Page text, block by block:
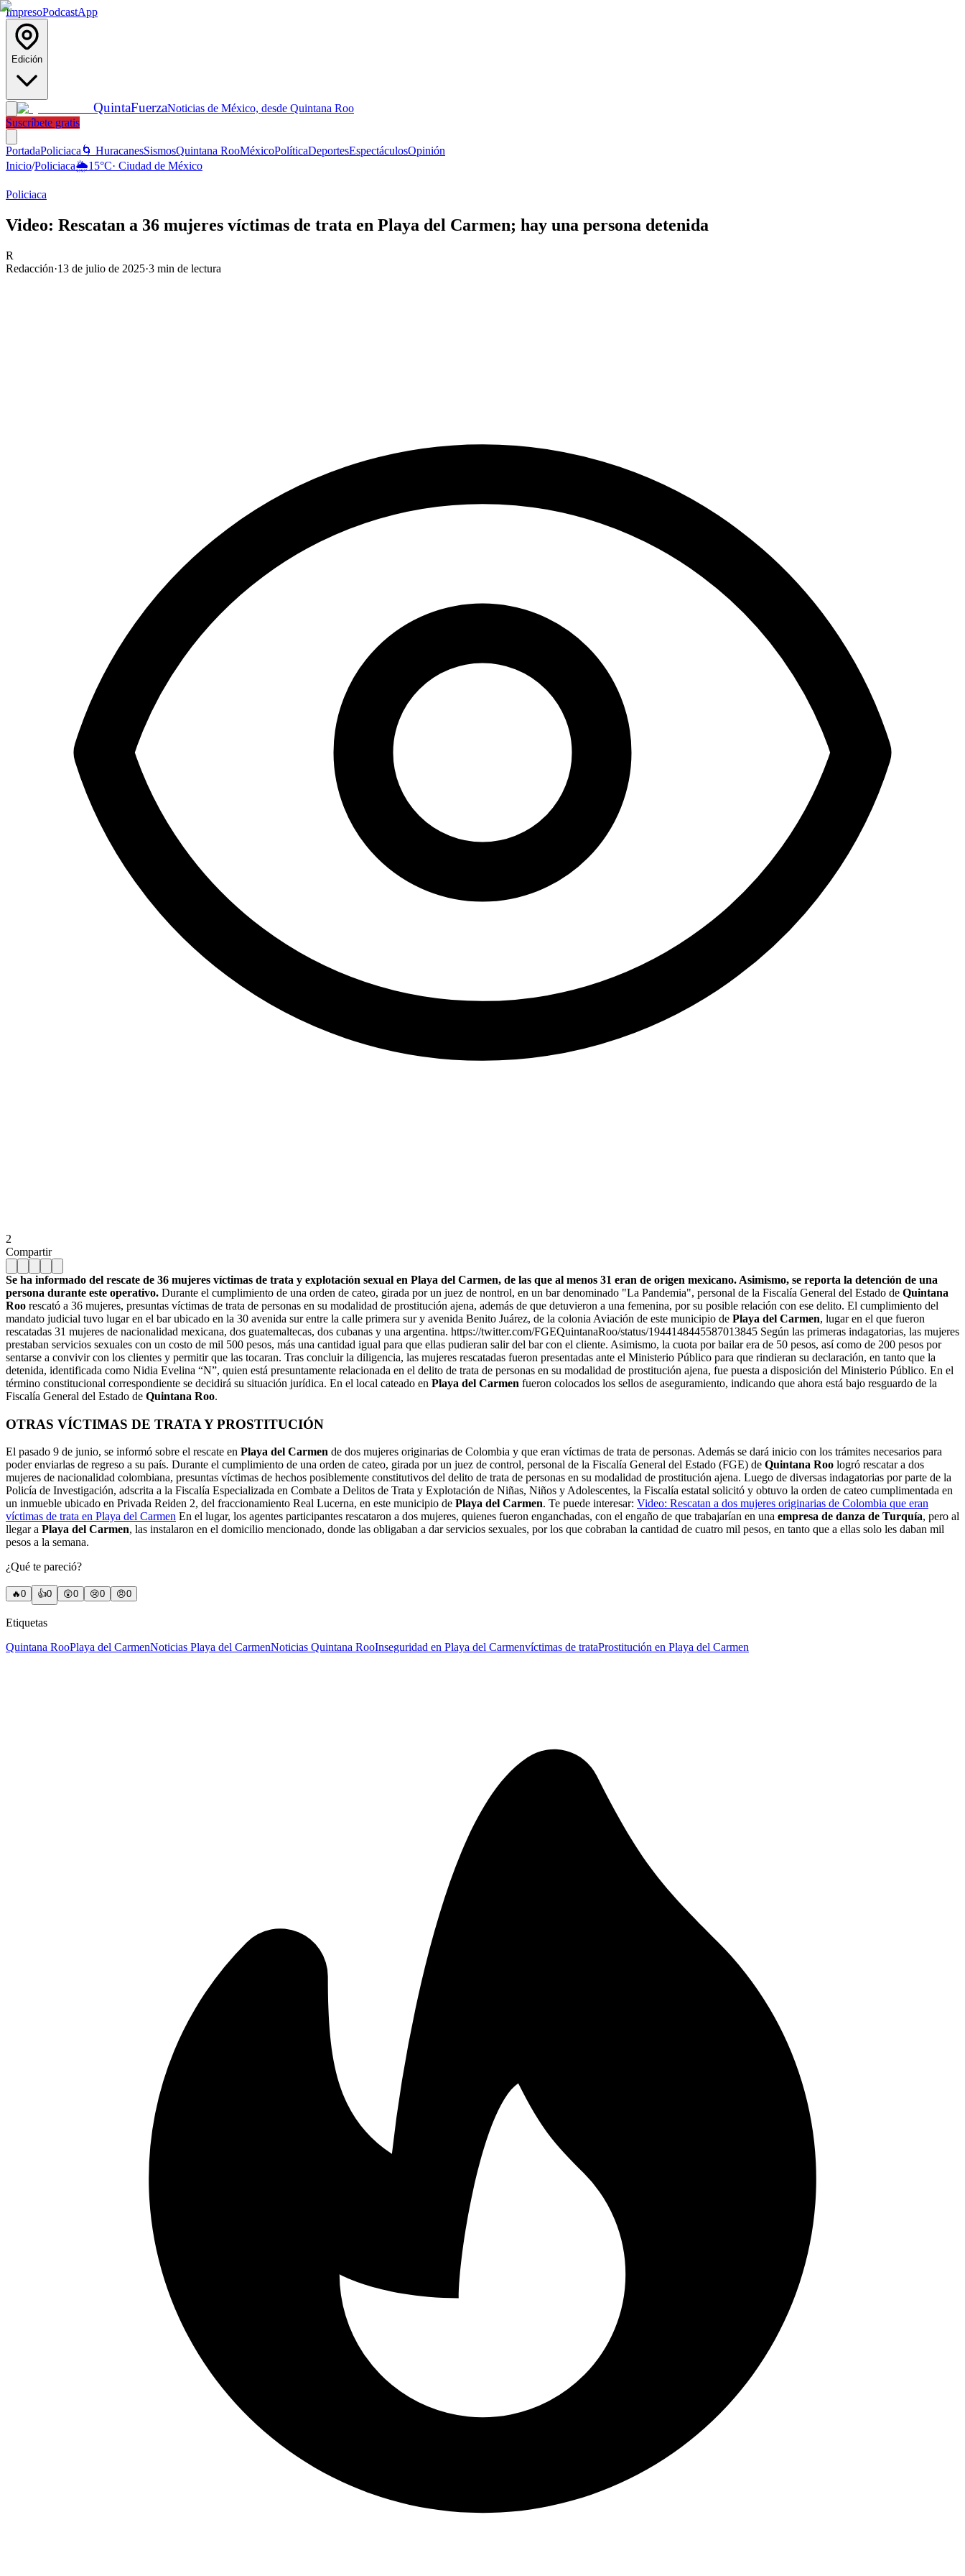
ImpresoPodcastApp
Edición
QuintaFuerzaNoticias de México, desde Quintana Roo
Suscríbete gratis
PortadaPoliciaca 🌀 HuracanesSismosQuintana RooMéxicoPolíticaDeportesEspectáculosOpinión
Inicio/Policiaca🌦️15°C· Ciudad de México
Policiaca
Video: Rescatan a 36 mujeres víctimas de trata en Playa del Carmen; hay una persona detenida
R
Redacción·13 de julio de 2025·3 min de lectura
2
Compartir
Se ha informado del rescate de 36 mujeres víctimas de trata y explotación sexual en Playa del Carmen, de las que al menos 31 eran de origen mexicano. Asimismo, se reporta la detención de una
persona durante este operativo. Durante el cumplimiento de una orden de cateo, girada por un juez de nontrol, en un bar denominado "La Pandemia", personal de la Fiscalía General del Estado de Quintana
Roo rescató a 36 mujeres, presuntas víctimas de trata de personas en su modalidad de prostitución ajena, además de que detuvieron a una femenina, por su posible relación con ese delito. El cumplimiento del
mandato judicial tuvo lugar en el bar ubicado en la 30 avenida sur entre la calle primera sur y avenida Benito Juárez, de la colonia Aviación de este municipio de Playa del Carmen, lugar en el que fueron
rescatadas 31 mujeres de nacionalidad mexicana, dos guatemaltecas, dos cubanas y una argentina. https://twitter.com/FGEQuintanaRoo/status/1944148445587013845 Según las primeras indagatorias, las mujeres
prestaban servicios sexuales con un costo de mil 500 pesos, más una cantidad igual para que ellas pudieran salir del bar con el cliente. Asimismo, la cuota por bailar era de 50 pesos, así como de 200 pesos por
sentarse a convivir con los clientes y permitir que las tocaran. Tras concluir la diligencia, las mujeres rescatadas fueron presentadas ante el Ministerio Público para que rindieran su declaración, en tanto que la
detenida, identificada como Nidia Evelina “N”, quien está presuntamente relacionada en el delito de trata de personas en su modalidad de prostitución ajena, fue puesta a disposición del Ministerio Público. En el
término constitucional correspondiente se decidirá su situación jurídica. En el local cateado en Playa del Carmen fueron colocados los sellos de aseguramiento, indicando que ahora está bajo resguardo de la
Fiscalía General del Estado de Quintana Roo.
OTRAS VÍCTIMAS DE TRATA Y PROSTITUCIÓN
El pasado 9 de junio, se informó sobre el rescate en Playa del Carmen de dos mujeres originarias de Colombia y que eran víctimas de trata de personas. Además se dará inicio con los trámites necesarios para
poder enviarlas de regreso a su país. Durante el cumplimiento de una orden de cateo, girada por un juez de control, personal de la Fiscalía General del Estado (FGE) de Quintana Roo logró rescatar a dos
mujeres de nacionalidad colombiana, presuntas víctimas de hechos posiblemente constitutivos del delito de trata de personas en su modalidad de prostitución ajena. Luego de diversas indagatorias por parte de la
Policía de Investigación, adscrita a la Fiscalía Especializada en Combate a Delitos de Trata y Explotación de Niñas, Niños y Adolescentes, la Fiscalía estatal solicitó y obtuvo la orden de cateo cumplimentada en
un inmueble ubicado en Privada Reiden 2, del fraccionamiento Real Lucerna, en este municipio de Playa del Carmen. Te puede interesar: Video: Rescatan a dos mujeres originarias de Colombia que eran
víctimas de trata en Playa del Carmen En el lugar, los agentes participantes rescataron a dos mujeres, quienes fueron enganchadas, con el engaño de que trabajarían en una empresa de danza de Turquía, pero al
llegar a Playa del Carmen, las instalaron en el domicilio mencionado, donde las obligaban a dar servicios sexuales, por los que cobraban la cantidad de cuatro mil pesos, en tanto que a ellas solo les daban mil
pesos a la semana.
¿Qué te pareció?
🔥0 👍0 😲0 😢0 😠0
Etiquetas
Quintana RooPlaya del CarmenNoticias Playa del CarmenNoticias Quintana RooInseguridad en Playa del Carmenvíctimas de trataProstitución en Playa del Carmen